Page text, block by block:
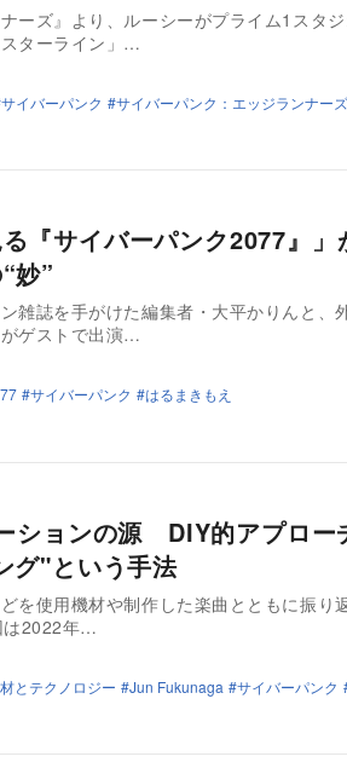
ーズ』より、ルーシーがプライム1スタ
ターライン」…
サイバーパンク
サイバーパンク：エッジランナーズ
『サイバーパンク2077』」
妙”
雑誌を手がけた編集者・大平かりんと、
ゲストで出演…
サイバーパンク はるまきもえ
ションの源 DIY的アプロー
グ"という手法
を使用機材や制作した楽曲とともに振り
は2022年…
とテクノロジー Jun Fukunaga サイバーパンク